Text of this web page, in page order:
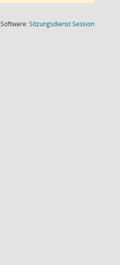
Software:SitzungsdienstSession(Wird in